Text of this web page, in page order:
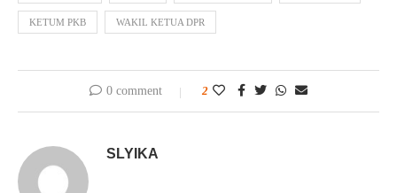
KETUM PKB WAKIL KETUA DPR
0 comment 2
SLYIKA